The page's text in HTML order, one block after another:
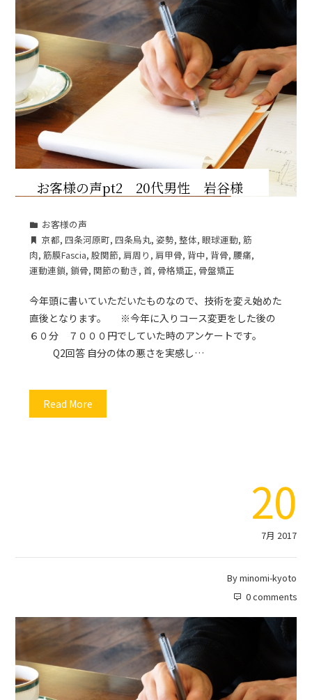
お客様の声pt2 20代男性 岩谷様
お客様の声
京都,四条河原町,四条烏丸,姿勢,整体,眼球運動,筋
肉,筋膜Fascia,股関節,肩周り ,肩甲骨, 背中, 背骨,腰痛,
運動連鎖,鎖骨,関節の動き,首, 骨格矯正, 骨盤矯正
今年頭に書いていただいたものなので、技術を変え始めた
直後となります。 ※今年に入りコース変更をした後の
６０分 ７０００円でしていた時のアンケートです。
Q2回答 自分の体の悪さを実感し…
Read More
20
7月 2017
Byminomi-kyoto
0 comments